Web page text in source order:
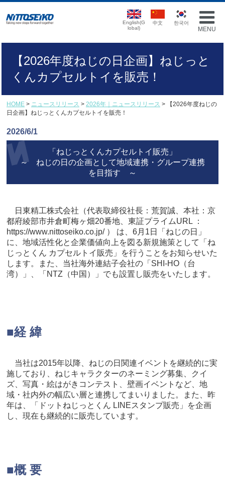
MENU
English(G
lobal)
中文 한국어
【2026年度ねじの日企画】ねじっと
くんカプセルトイを販売！
HOME > ニュースリリース > 2026年｜ニュースリリース > 【2026年度ねじの
日企画】ねじっとくんカプセルトイを販売！
2026/6/1
「ねじっとくんカプセルトイ販売」
～ ねじの日の企画として地域連携・グループ連携
を目指す ～
日東精工株式会社（代表取締役社長：荒賀誠、本社：京
都府綾部市井倉町梅ヶ畑20番地、東証プライムURL ：
https://www.nittoseiko.co.jp/ ） は、6月1日「ねじの日」
に、地域活性化と企業価値向上を図る新規施策として「ね
じっとくん カプセルトイ販売」を行うことをお知らせいた
します。また、当社海外連結子会社の「SHI-HO（台
湾）」、「NTZ（中国）」でも設置し販売をいたします。
■経 緯
当社は2015年以降、ねじの日関連イベントを継続的に実
施しており、ねじキャラクターのネーミング募集、クイ
ズ、写真・絵はがきコンテスト、壁画イベントなど、地
域・社内外の幅広い層と連携してまいりました。また、昨
年は、「ドットねじっとくん LINEスタンプ販売」を企画
し、現在も継続的に販売しています。
■概 要